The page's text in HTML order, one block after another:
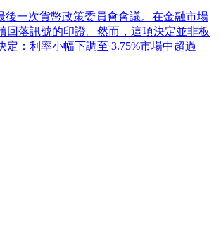
後一次貨幣政策委員會會議。在金融市場
落訊號的印證。然而，這項決定並非板
：利率小幅下調至 3.75%市場中超過